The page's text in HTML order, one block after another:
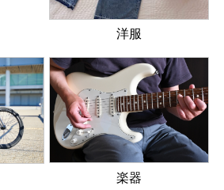
洋服
楽器